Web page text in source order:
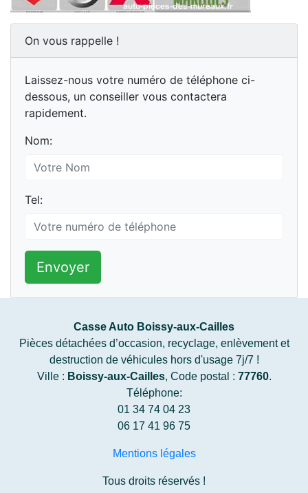
On vous rappelle !
Laissez-nous votre numéro de téléphone ci-
dessous, un conseiller vous contactera
rapidement.
Nom:
Tel:
Envoyer
Casse Auto Boissy-aux-Cailles
Pièces détachées d’occasion, recyclage, enlèvement et
destruction de véhicules hors d'usage 7j/7 !
Ville : Boissy-aux-Cailles, Code postal : 77760.
Téléphone:
01 34 74 04 23
06 17 41 96 75
Mentions légales
Tous droits réservés !